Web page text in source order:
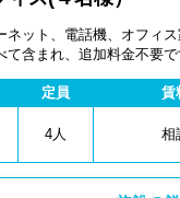
ネット、電話機、オフィ
て含まれ、追加料金不要
定員 賃
4人 相